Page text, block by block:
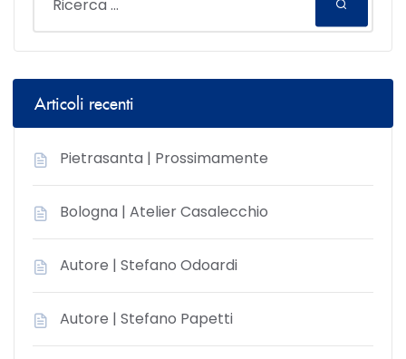
Articoli recenti
Pietrasanta | Prossimamente
Bologna | Atelier Casalecchio
Autore | Stefano Odoardi
Autore | Stefano Papetti